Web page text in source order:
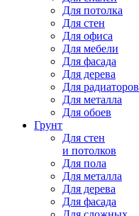
Для потолка
Для стен
Для офиса
Для мебели
Для фасада
Для дерева
Для радиаторов
Для металла
Для обоев
Грунт
Для стен
и потолков
Для пола
Для металла
Для дерева
Для фасада